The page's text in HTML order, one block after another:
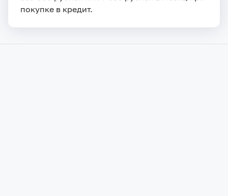
покупке в кредит.